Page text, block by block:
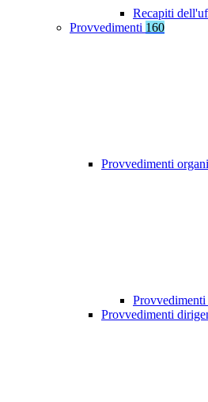
Recapiti
Provvedimenti 160
Provvedimenti
Provvedimenti